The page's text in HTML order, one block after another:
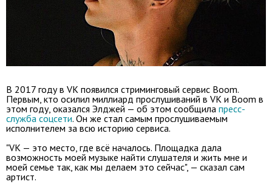
В 2017 году в VK появился стриминговый сервис Boom.
Первым, кто осилил миллиард прослушиваний в VK и Boom в
этом году, оказался Элджей — об этом сообщила пресс-
служба соцсети. Он же стал самым прослушиваемым
исполнителем за всю историю сервиса.
"VK — это место, где всё началось. Площадка дала
возможность моей музыке найти слушателя и жить мне и
моей семье так, как мы делаем это сейчас", — сказал сам
артист.